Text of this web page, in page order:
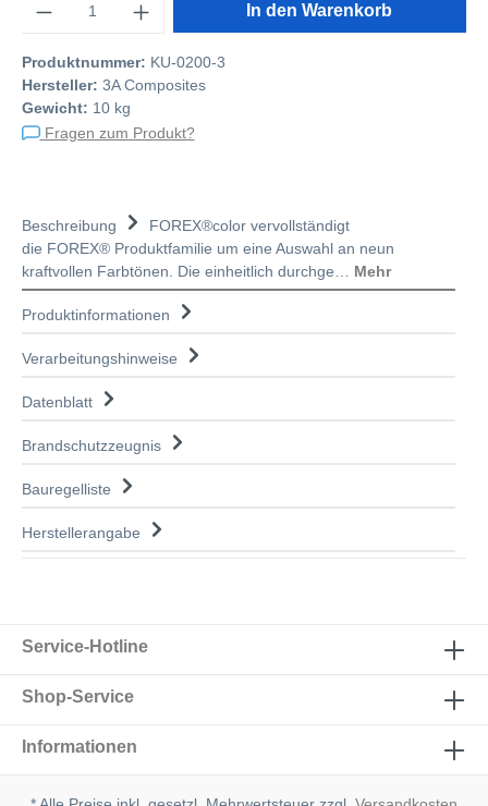
In den Warenkorb
Produktnummer: KU-0200-3
Hersteller: 3A Composites
Gewicht: 10 kg
Fragen zum Produkt?
Beschreibung
FOREX®color vervollständigt
die FOREX® Produktfamilie um eine Auswahl an neun
kraftvollen Farbtönen. Die einheitlich durchge… Mehr
Produktinformationen
Verarbeitungshinweise
Datenblatt
Brandschutzzeugnis
Bauregelliste
Herstellerangabe
Service-Hotline
Shop-Service
Informationen